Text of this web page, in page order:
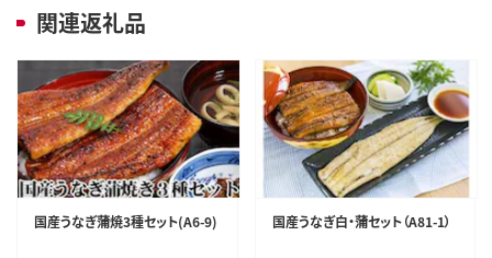
関連返礼品
国産うなぎ蒲焼3種セット(A6-9) 国産うなぎ白・蒲セット（A81-1）